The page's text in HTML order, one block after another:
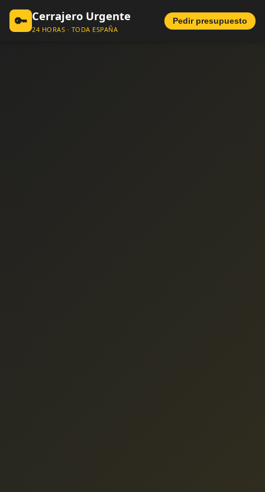
🔑 Cerrajero Urgente
24 HORAS · TODA ESPAÑA
Pedir presupuesto